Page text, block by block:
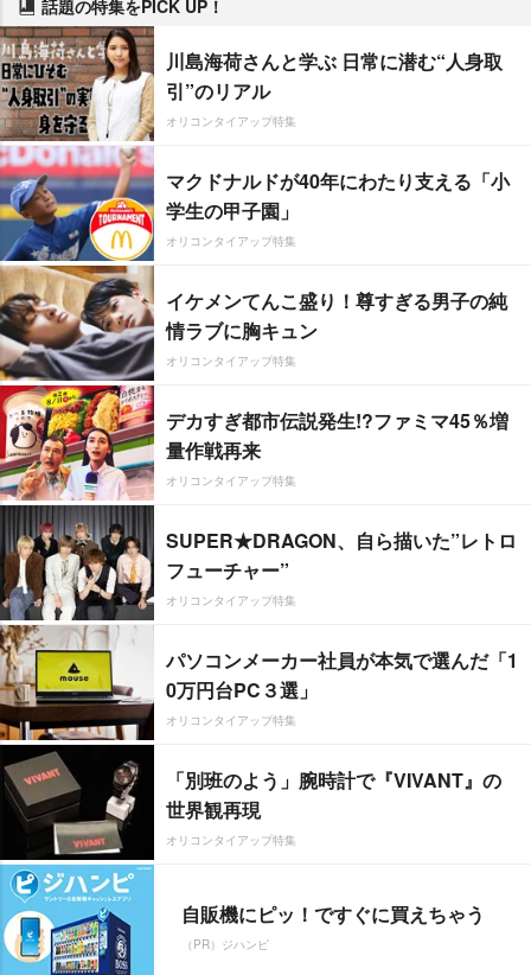
話題の特集をPICK UP！
川島海荷さんと学ぶ 日常に潜む“人身取
引”のリアル
オリコンタイアップ特集
マクドナルドが40年にわたり支える「小
学生の甲子園」
オリコンタイアップ特集
イケメンてんこ盛り！尊すぎる男子の純
情ラブに胸キュン
オリコンタイアップ特集
デカすぎ都市伝説発生!?ファミマ45％増
量作戦再来
オリコンタイアップ特集
SUPER★DRAGON、自ら描いた”レトロ
フューチャー”
オリコンタイアップ特集
パソコンメーカー社員が本気で選んだ「1
0万円台PC３選」
オリコンタイアップ特集
「別班のよう」腕時計で『VIVANT』の
世界観再現
オリコンタイアップ特集
自販機にピッ！ですぐに買えちゃう
（PR）ジハンピ